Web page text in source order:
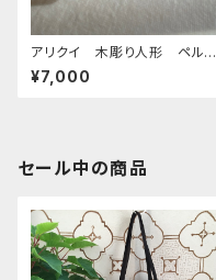
アリクイ 木彫り人形 ペルー
アマゾンの動物
¥7,000
セール中の商品